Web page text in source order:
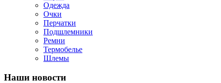
Одежда
Очки
Перчатки
Подшлемники
Ремни
Термобелье
Шлемы
Наши новости